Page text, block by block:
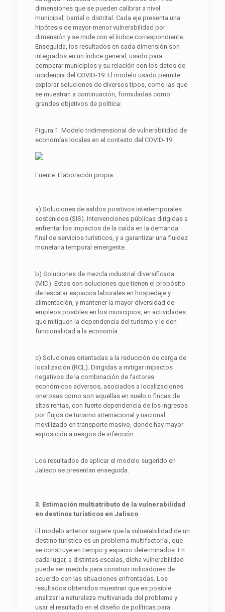
dimensiones que se pueden calibrar a nivel
municipal, barrial o distrital. Cada eje presenta una
hipótesis de mayor-menor vulnerabilidad por
dimensión y se mide con el índice correspondiente.
Enseguida, los resultados en cada dimensión son
integrados en un índice general, usado para
comparar municipios y su relación con los datos de
incidencia del COVID-19. El modelo usado permite
explorar soluciones de diversos tipos, como las que
se muestran a continuación, formuladas como
grandes objetivos de política:
Figura 1. Modelo tridimensional de vulnerabilidad de
economías locales en el contexto del COVID-19
Fuente: Elaboración propia
a) Soluciones de saldos positivos intertemporales
sostenidos (SIS). Intervenciones públicas dirigidas a
enfrentar los impactos de la caída en la demanda
final de servicios turísticos, y a garantizar una fluidez
monetaria temporal emergente.
b) Soluciones de mezcla industrial diversificada
(MID). Estas son soluciones que tienen el propósito
de rescatar espacios laborales en hospedaje y
alimentación, y mantener la mayor diversidad de
empleos posibles en los municipios, en actividades
que mitiguen la dependencia del turismo y le den
funcionalidad a la economía.
c) Soluciones orientadas a la reducción de carga de
localización (RCL). Dirigidas a mitigar impactos
negativos de la combinación de factores
económicos adversos, asociados a localizaciones
onerosas como son aquellas en suelo o fincas de
altas rentas, con fuerte dependencia de los ingresos
por flujos de turismo internacional y nacional
movilizado en transporte masivo, donde hay mayor
exposición a riesgos de infección.
Los resultados de aplicar el modelo sugerido en
Jalisco se presentan enseguida.
3. Estimación multiatributo de la vulnerabilidad
en destinos turísticos en Jalisco
El modelo anterior sugiere que la vulnerabilidad de un
destino turístico es un problema multifactorial, que
se construye en tiempo y espacio determinados. En
cada lugar, a distintas escalas, dicha vulnerabilidad
puede ser medida para construir indicadores de
acuerdo con las situaciones enfrentadas. Los
resultados obtenidos muestran que es posible
analizar la naturaleza multivariada del problema y
usar el resultado en el diseño de políticas para